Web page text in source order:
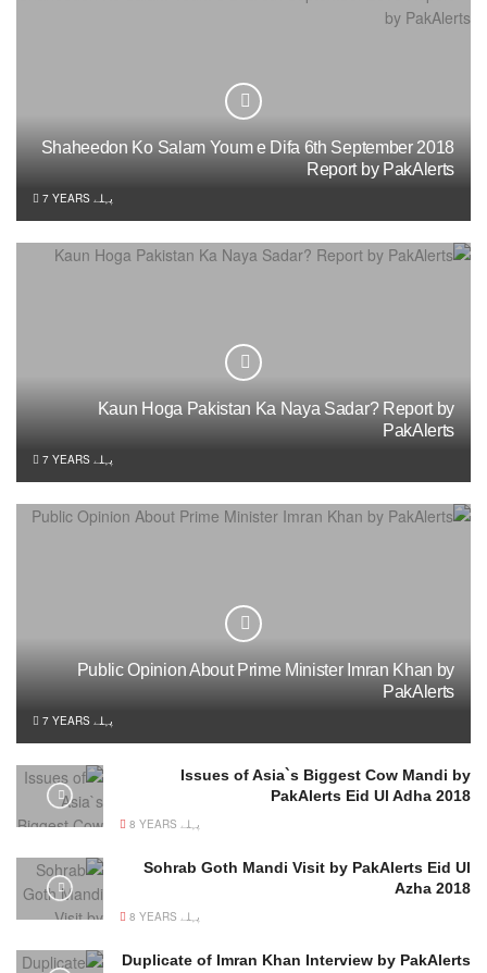
Shaheedon Ko Salam Youm e Difa 6th September 2018
Report by PakAlerts
7 YEARS پہلے
Kaun Hoga Pakistan Ka Naya Sadar? Report by
PakAlerts
7 YEARS پہلے
Public Opinion About Prime Minister Imran Khan by
PakAlerts
7 YEARS پہلے
Issues of Asia`s Biggest Cow Mandi by
PakAlerts Eid Ul Adha 2018
8 YEARS پہلے
Sohrab Goth Mandi Visit by PakAlerts Eid Ul
Azha 2018
8 YEARS پہلے
Duplicate of Imran Khan Interview by PakAlerts